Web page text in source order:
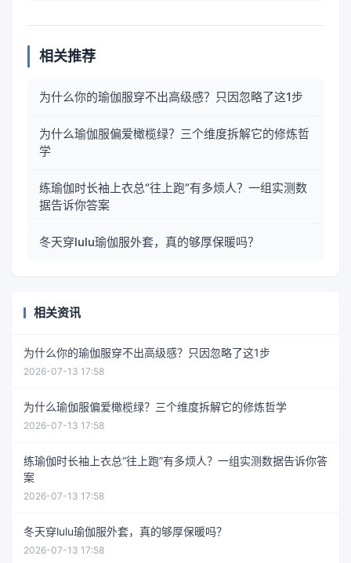
相关推荐
为什么你的瑜伽服穿不出高级感？只因忽略了这1步
为什么瑜伽服偏爱橄榄绿？三个维度拆解它的修炼哲
学
练瑜伽时长袖上衣总“往上跑”有多烦人？一组实测数
据告诉你答案
冬天穿lulu瑜伽服外套，真的够厚保暖吗？
相关资讯
为什么你的瑜伽服穿不出高级感？只因忽略了这1步
2026-07-13 17:58
为什么瑜伽服偏爱橄榄绿？三个维度拆解它的修炼哲学
2026-07-13 17:58
练瑜伽时长袖上衣总“往上跑”有多烦人？一组实测数据告诉你答
案
2026-07-13 17:58
冬天穿lulu瑜伽服外套，真的够厚保暖吗？
2026-07-13 17:58